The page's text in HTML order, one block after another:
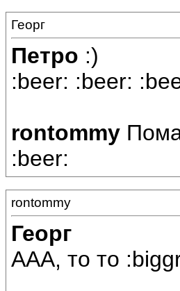
Георг
Петро :)
:beer: :beer:
rontommy
:beer:
rontommy
Георг
ААА, то то